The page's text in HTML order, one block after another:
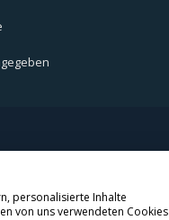
personalisierte Inhalte
von uns verwendeten Cookies